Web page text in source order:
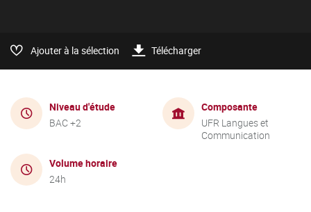
Ajouter à la sélection Télécharger
Niveau d'étude
BAC +2
Composante
UFR Langues et
Communication
Volume horaire
24h